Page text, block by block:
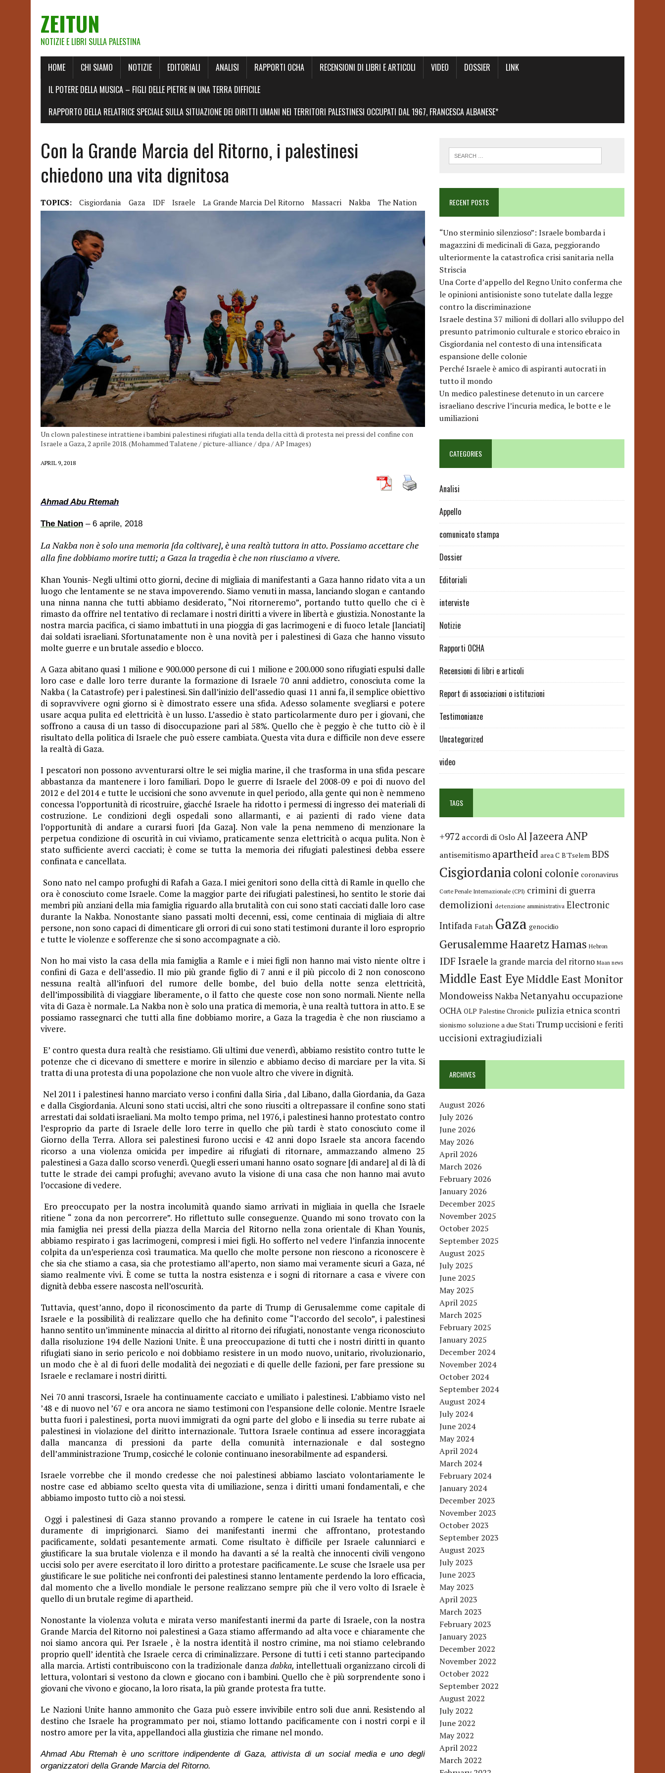
ZEITUN
NOTIZIE E LIBRI SULLA PALESTINA
HOME CHI SIAMO NOTIZIE EDITORIALI ANALISI RAPPORTI OCHA RECENSIONI DI LIBRI E ARTICOLI VIDEO DOSSIER
LINK
IL POTERE DELLA MUSICA – FIGLI DELLE PIETRE IN UNA TERRA DIFFICILE
RAPPORTO DELLA RELATRICE SPECIALE SULLA SITUAZIONE DEI DIRITTI UMANI NEI TERRITORI PALESTINESI OCCUPATI DAL 1967, FRANCESCA ALBANESE*
Con la Grande Marcia del Ritorno, i palestinesi
chiedono una vita dignitosa
TOPICS: Cisgiordania Gaza IDF Israele La Grande Marcia Del Ritorno Massacri Nakba The Nation
Un clown palestinese intrattiene i bambini palestinesi rifugiati alla tenda della città di protesta nei pressi del confine con
Israele a Gaza, 2 aprile 2018. (Mohammed Talatene / picture-alliance / dpa / AP Images)
APRIL 9, 2018
Ahmad Abu Rtemah
The Nation – 6 aprile, 2018
La Nakba non è solo una memoria [da coltivare], è una realtà tuttora in atto. Possiamo accettare che
alla fine dobbiamo morire tutti; a Gaza la tragedia è che non riusciamo a vivere.
Khan Younis- Negli ultimi otto giorni, decine di migliaia di manifestanti a Gaza hanno ridato vita a un
luogo che lentamente se ne stava impoverendo. Siamo venuti in massa, lanciando slogan e cantando
una ninna nanna che tutti abbiamo desiderato, “Noi ritorneremo”, portando tutto quello che ci è
rimasto da offrire nel tentativo di reclamare i nostri diritti a vivere in libertà e giustizia. Nonostante la
nostra marcia pacifica, ci siamo imbattuti in una pioggia di gas lacrimogeni e di fuoco letale [lanciati]
dai soldati israeliani. Sfortunatamente non è una novità per i palestinesi di Gaza che hanno vissuto
molte guerre e un brutale assedio e blocco.
A Gaza abitano quasi 1 milione e 900.000 persone di cui 1 milione e 200.000 sono rifugiati espulsi dalle
loro case e dalle loro terre durante la formazione di Israele 70 anni addietro, conosciuta come la
Nakba ( la Catastrofe) per i palestinesi. Sin dall’inizio dell’assedio quasi 11 anni fa, il semplice obiettivo
di sopravvivere ogni giorno si è dimostrato essere una sfida. Adesso solamente svegliarsi e potere
usare acqua pulita ed elettricità è un lusso. L’assedio è stato particolarmente duro per i giovani, che
soffrono a causa di un tasso di disoccupazione pari al 58%. Quello che è peggio è che tutto ciò è il
risultato della politica di Israele che può essere cambiata. Questa vita dura e difficile non deve essere
la realtà di Gaza.
I pescatori non possono avventurarsi oltre le sei miglia marine, il che trasforma in una sfida pescare
abbastanza da mantenere i loro familiari. Dopo le guerre di Israele del 2008-09 e poi di nuovo del
2012 e del 2014 e tutte le uccisioni che sono avvenute in quel periodo, alla gente qui non è nemmeno
concessa l’opportunità di ricostruire, giacché Israele ha ridotto i permessi di ingresso dei materiali di
costruzione. Le condizioni degli ospedali sono allarmanti, e ai pazienti di rado viene data
l’opportunità di andare a curarsi fuori [da Gaza]. Non vale la pena nemmeno di menzionare la
perpetua condizione di oscurità in cui viviamo, praticamente senza elettricità o acqua pulita. Non è
stato sufficiente averci cacciati; è come se tutta la memoria dei rifugiati palestinesi debba essere
confinata e cancellata.
Sono nato nel campo profughi di Rafah a Gaza. I miei genitori sono della città di Ramle in quello che
ora è conosciuto come Israele. Come la maggior parte dei rifugiati palestinesi, ho sentito le storie dai
membri più anziani della mia famiglia riguardo alla brutalità con cui sono stati cacciati dalle loro case
durante la Nakba. Nonostante siano passati molti decenni, essi, come centinaia di migliaia di altre
persone, non sono capaci di dimenticare gli orrori di cui sono stati testimoni durante il loro esproprio
e tutte le violenze e sofferenze che si sono accompagnate a ciò.
Non ho mai visto la casa della mia famiglia a Ramle e i miei figli non hanno mai visto niente oltre i
confini di Gaza e dell’assedio. Il mio più grande figlio di 7 anni e il più piccolo di 2 non conoscono
nessuna realtà all’infuori del rumore delle bombe, del buio della notte senza elettricità,
dell’impossibilità di viaggiare liberamente, o il fatto che queste cose non sono normali. Niente nella
vita di Gaza è normale. La Nakba non è solo una pratica di memoria, è una realtà tuttora in atto. E se
possiamo rassegnarci che tutti alla fine dobbiamo morire, a Gaza la tragedia è che non riusciamo a
vivere.
E’ contro questa dura realtà che resistiamo. Gli ultimi due venerdì, abbiamo resistito contro tutte le
potenze che ci dicevano di smettere e morire in silenzio e abbiamo deciso di marciare per la vita. Si
tratta di una protesta di una popolazione che non vuole altro che vivere in dignità.
Nel 2011 i palestinesi hanno marciato verso i confini dalla Siria , dal Libano, dalla Giordania, da Gaza
e dalla Cisgiordania. Alcuni sono stati uccisi, altri che sono riusciti a oltrepassare il confine sono stati
arrestati dai soldati israeliani. Ma molto tempo prima, nel 1976, i palestinesi hanno protestato contro
l’esproprio da parte di Israele delle loro terre in quello che più tardi è stato conosciuto come il
Giorno della Terra. Allora sei palestinesi furono uccisi e 42 anni dopo Israele sta ancora facendo
ricorso a una violenza omicida per impedire ai rifugiati di ritornare, ammazzando almeno 25
palestinesi a Gaza dallo scorso venerdì. Quegli esseri umani hanno osato sognare [di andare] al di là di
tutte le strade dei campi profughi; avevano avuto la visione di una casa che non hanno mai avuto
l’occasione di vedere.
Ero preoccupato per la nostra incolumità quando siamo arrivati in migliaia in quella che Israele
ritiene “ zona da non percorrere”. Ho riflettuto sulle conseguenze. Quando mi sono trovato con la
mia famiglia nei pressi della piazza della Marcia del Ritorno nella zona orientale di Khan Younis,
abbiamo respirato i gas lacrimogeni, compresi i miei figli. Ho sofferto nel vedere l’infanzia innocente
colpita da un’esperienza così traumatica. Ma quello che molte persone non riescono a riconoscere è
che sia che stiamo a casa, sia che protestiamo all’aperto, non siamo mai veramente sicuri a Gaza, né
siamo realmente vivi. È come se tutta la nostra esistenza e i sogni di ritornare a casa e vivere con
dignità debba essere nascosta nell’oscurità.
Tuttavia, quest’anno, dopo il riconoscimento da parte di Trump di Gerusalemme come capitale di
Israele e la possibilità di realizzare quello che ha definito come “l’accordo del secolo”, i palestinesi
hanno sentito un’imminente minaccia al diritto al ritorno dei rifugiati, nonostante venga riconosciuto
dalla risoluzione 194 delle Nazioni Unite. È una preoccupazione di tutti che i nostri diritti in quanto
rifugiati siano in serio pericolo e noi dobbiamo resistere in un modo nuovo, unitario, rivoluzionario,
un modo che è al di fuori delle modalità dei negoziati e di quelle delle fazioni, per fare pressione su
Israele e reclamare i nostri diritti.
Nei 70 anni trascorsi, Israele ha continuamente cacciato e umiliato i palestinesi. L’abbiamo visto nel
’48 e di nuovo nel ’67 e ora ancora ne siamo testimoni con l’espansione delle colonie. Mentre Israele
butta fuori i palestinesi, porta nuovi immigrati da ogni parte del globo e li insedia su terre rubate ai
palestinesi in violazione del diritto internazionale. Tuttora Israele continua ad essere incoraggiata
dalla mancanza di pressioni da parte della comunità internazionale e dal sostegno
dell’amministrazione Trump, cosicché le colonie continuano inesorabilmente ad espandersi.
Israele vorrebbe che il mondo credesse che noi palestinesi abbiamo lasciato volontariamente le
nostre case ed abbiamo scelto questa vita di umiliazione, senza i diritti umani fondamentali, e che
abbiamo imposto tutto ciò a noi stessi.
Oggi i palestinesi di Gaza stanno provando a rompere le catene in cui Israele ha tentato così
duramente di imprigionarci. Siamo dei manifestanti inermi che affrontano, protestando
pacificamente, soldati pesantemente armati. Come risultato è difficile per Israele calunniarci e
giustificare la sua brutale violenza e il mondo ha davanti a sé la realtà che innocenti civili vengono
uccisi solo per avere esercitato il loro diritto a protestare pacificamente. Le scuse che Israele usa per
giustificare le sue politiche nei confronti dei palestinesi stanno lentamente perdendo la loro efficacia,
dal momento che a livello mondiale le persone realizzano sempre più che il vero volto di Israele è
quello di un brutale regime di apartheid.
Nonostante la violenza voluta e mirata verso manifestanti inermi da parte di Israele, con la nostra
Grande Marcia del Ritorno noi palestinesi a Gaza stiamo affermando ad alta voce e chiaramente che
noi siamo ancora qui. Per Israele , è la nostra identità il nostro crimine, ma noi stiamo celebrando
proprio quell’ identità che Israele cerca di criminalizzare. Persone di tutti i ceti stanno partecipando
alla marcia. Artisti contribuiscono con la tradizionale danzadabka,intellettuali organizzano circoli di
lettura, volontari si vestono da clown e giocano con i bambini. Quello che è più sorprendente sono i
giovani che vivono e giocano, la loro risata, la più grande protesta fra tutte.
Le Nazioni Unite hanno ammonito che Gaza può essere invivibile entro soli due anni. Resistendo al
destino che Israele ha programmato per noi, stiamo lottando pacificamente con i nostri corpi e il
nostro amore per la vita, appellandoci alla giustizia che rimane nel mondo.
Ahmad Abu Rtemah è uno scrittore indipendente di Gaza, attivista di un social media e uno degli
organizzatori della Grande Marcia del Ritorno.
RECENT POSTS
“Uno sterminio silenzioso”: Israele bombarda i
magazzini di medicinali di Gaza, peggiorando
ulteriormente la catastrofica crisi sanitaria nella
Striscia
Una Corte d’appello del Regno Unito conferma che
le opinioni antisioniste sono tutelate dalla legge
contro la discriminazione
Israele destina 37 milioni di dollari allo sviluppo del
presunto patrimonio culturale e storico ebraico in
Cisgiordania nel contesto di una intensificata
espansione delle colonie
Perché Israele è amico di aspiranti autocrati in
tutto il mondo
Un medico palestinese detenuto in un carcere
israeliano descrive l’incuria medica, le botte e le
umiliazioni
CATEGORIES
Analisi
Appello
comunicato stampa
Dossier
Editoriali
interviste
Notizie
Rapporti OCHA
Recensioni di libri e articoli
Report di associazioni o istituzioni
Testimonianze
Uncategorized
video
TAGS
+972 accordi di OsloAl JazeeraANP
antisemitismo apartheid area C B'Tselem BDS
Cisgiordaniacoloni colonie coronavirus
Corte Penale Internazionale (CPI) crimini di guerra
demolizioni detenzione amministrativa Electronic
Intifada Fatah Gaza genocidio
GerusalemmeHaaretzHamas Hebron
IDF Israele la grande marcia del ritorno Maan news
Middle East Eye Middle East Monitor
Mondoweiss Nakba Netanyahu occupazione
OCHA OLP Palestine Chronicle pulizia etnica scontri
sionismo soluzione a due Stati Trumpuccisioni e feriti
uccisioni extragiudiziali
ARCHIVES
August 2026
July 2026
June 2026
May 2026
April 2026
March 2026
February 2026
January 2026
December 2025
November 2025
October 2025
September 2025
August 2025
July 2025
June 2025
May 2025
April 2025
March 2025
February 2025
January 2025
December 2024
November 2024
October 2024
September 2024
August 2024
July 2024
June 2024
May 2024
April 2024
March 2024
February 2024
January 2024
December 2023
November 2023
October 2023
September 2023
August 2023
July 2023
June 2023
May 2023
April 2023
March 2023
February 2023
January 2023
December 2022
November 2022
October 2022
September 2022
August 2022
July 2022
June 2022
May 2022
April 2022
March 2022